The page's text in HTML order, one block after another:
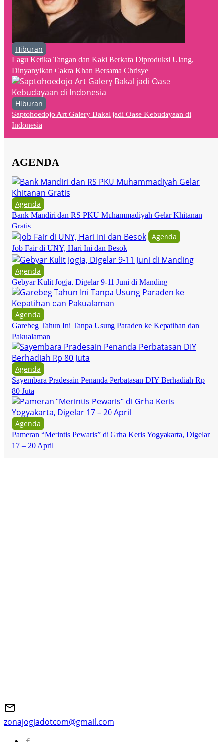
Hiburan
Lagu Ketika Tangan dan Kaki Berkata Diproduksi Ulang,
Dinyanyikan Cakra Khan Bersama Chrisye
Hiburan
Saptohoedojo Art Galery Bakal jadi Oase Kebudayaan di
Indonesia
AGENDA
Agenda
Bank Mandiri dan RS PKU Muhammadiyah Gelar Khitanan
Gratis
Agenda
Job Fair di UNY, Hari Ini dan Besok
Agenda
Gebyar Kulit Jogja, Digelar 9-11 Juni di Manding
Agenda
Garebeg Tahun Ini Tanpa Usung Paraden ke Kepatihan dan
Pakualaman
Agenda
Sayembara Pradesain Penanda Perbatasan DIY Berhadiah Rp
80 Juta
Agenda
Pameran “Merintis Pewaris” di Grha Keris Yogyakarta, Digelar
17 – 20 April
zonajogjadotcom@gmail.com